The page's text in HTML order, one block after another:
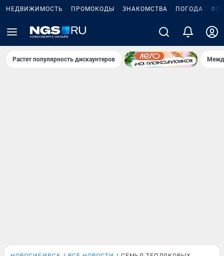
НЕДВИЖИМОСТЬ ПРОМОКОДЫ ЗНАКОМСТВА ПОГОДА
Растет популярность дискаунтеров